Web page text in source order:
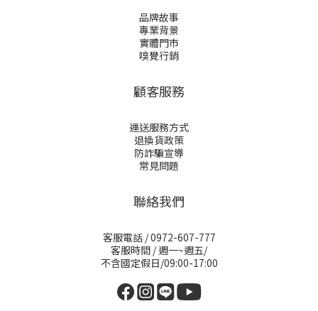
品牌故事
專業背景
實體門市
嗅覺行銷
顧客服務
運送服務方式
退換貨政策
防詐騙宣導
常見問題
聯絡我們
客服電話 / 0972-607-777
客服時間 / 週一~週五/
不含國定假日/09:00-17:00